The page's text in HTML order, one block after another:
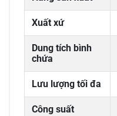
Xuất xứ
Dung tích bình
chứa
Lưu lượng tối đa
Công suất